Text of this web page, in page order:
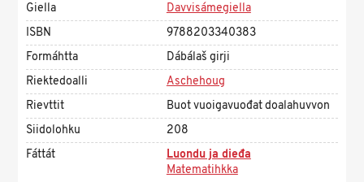
Giella
Davvisámegiella
ISBN
9788203340383
Formáhtta
Dábálaš girji
Riektedoalli
Aschehoug
Rievttit
Buot vuoigavuođat doalahuvvon
Siidolohku
208
Fáttát
Luondu ja dieđa
Matematihkka